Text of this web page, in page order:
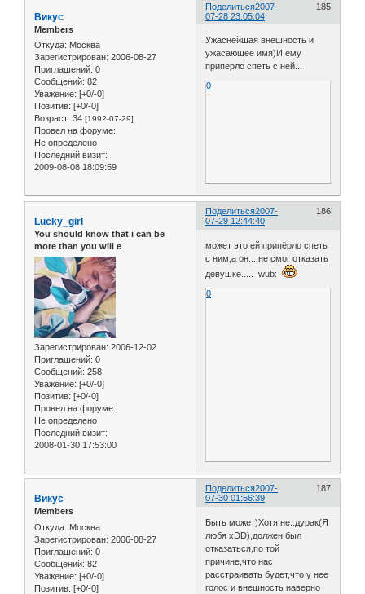
Поделиться 185
2007-
07-28 23:05:04
Викус
Members
Откуда: Москва
Зарегистрирован: 2006-08-27
Приглашений: 0
Сообщений: 82
Уважение: [+0/-0]
Позитив: [+0/-0]
Возраст: 34 [1992-07-29]
Провел на форуме:
Не определено
Последний визит:
2009-08-08 18:09:59
Ужаснейшая внешность и
ужасающее имя)И ему
приперло спеть с ней...
0
Поделиться 186
2007-
07-29 12:44:40
Lucky_girl
You should know that i can be
more than you will e
Зарегистрирован: 2006-12-02
Приглашений: 0
Сообщений: 258
Уважение: [+0/-0]
Позитив: [+0/-0]
Провел на форуме:
Не определено
Последний визит:
2008-01-30 17:53:00
может это ей припёрло спеть
с ним,а он....не смог отказать
девушке..... :wub:
0
Поделиться 187
2007-
07-30 01:56:39
Викус
Members
Откуда: Москва
Зарегистрирован: 2006-08-27
Приглашений: 0
Сообщений: 82
Уважение: [+0/-0]
Позитив: [+0/-0]
Быть может)Хотя не..дурак(Я
любя xDD),должен был
отказаться,по той
причине,что нас
расстраивать будет,что у нее
голос и внешность наверно